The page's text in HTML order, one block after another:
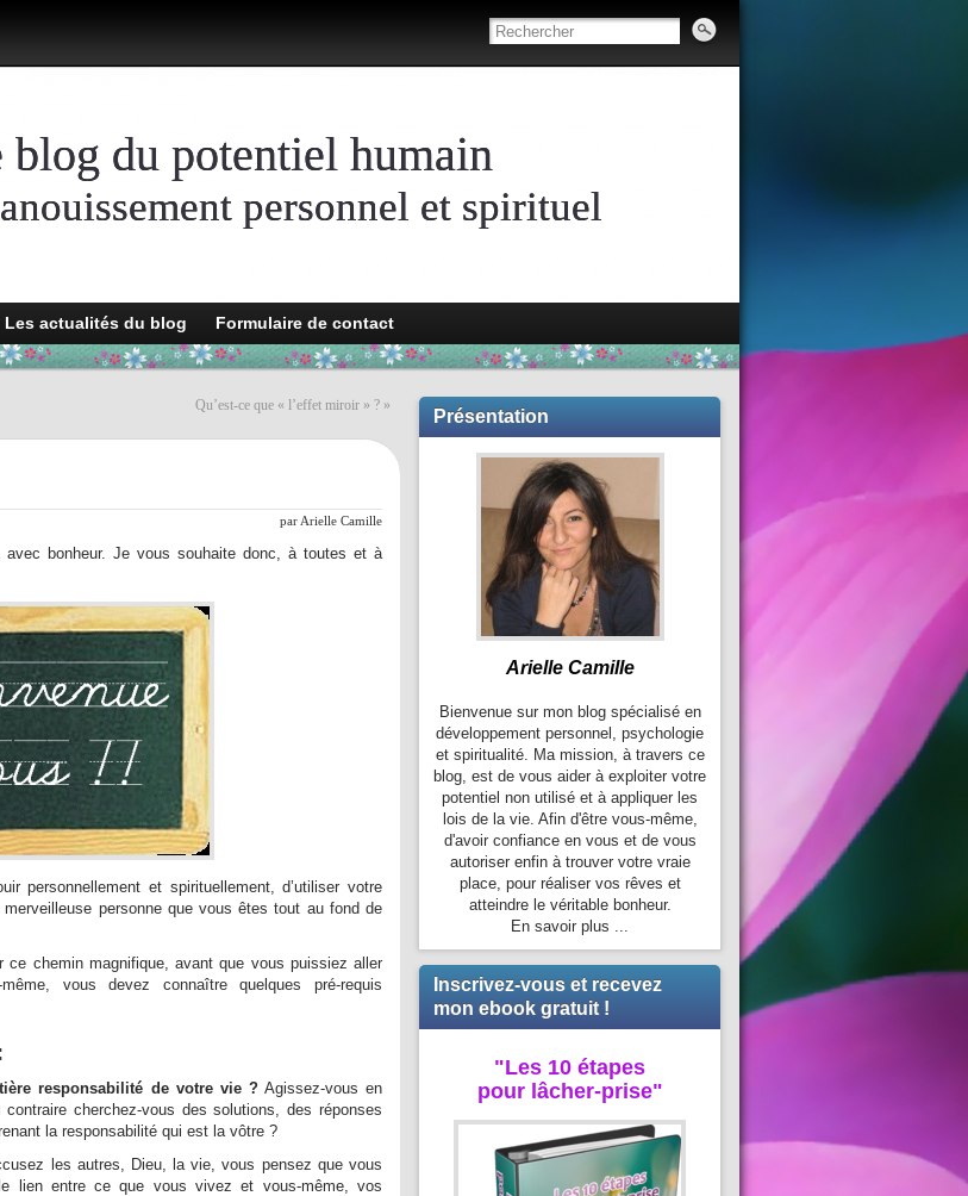
blog du potentiel humain
personnel et spirituel
Les actualités du blog Formulaire de contact
Qu’est-ce que « l’effet miroir » ? »
par Arielle Camille
bonheur. Je vous souhaite donc, à toutes et à
personnellement et spirituellement, d’utiliser votre
personne que vous êtes tout au fond de
ce chemin magnifique, avant que vous puissiez aller
vous devez connaître quelques pré-requis
responsabilité de votre vie ?Agissez-vous en
cherchez-vous des solutions, des réponses
la responsabilité qui est la vôtre ?
les autres, Dieu, la vie, vous pensez que vous
lien entre ce que vous vivez et vous-même, vos
Présentation
Arielle Camille
Bienvenue sur mon blog spécialisé en
développement personnel, psychologie
et spiritualité. Ma mission, à travers ce
blog, est de vous aider à exploiter votre
potentiel non utilisé et à appliquer les
lois de la vie. Afin d'être vous-même,
d'avoir confiance en vous et de vous
autoriser enfin à trouver votre vraie
place, pour réaliser vos rêves et
atteindre le véritable bonheur.
En savoir plus ...
Inscrivez-vous et recevez
mon ebook gratuit !
"Les 10 étapes
pour lâcher-prise"